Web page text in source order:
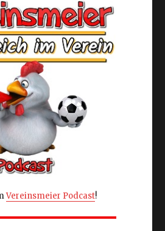
Vereinsmeier Podcast!